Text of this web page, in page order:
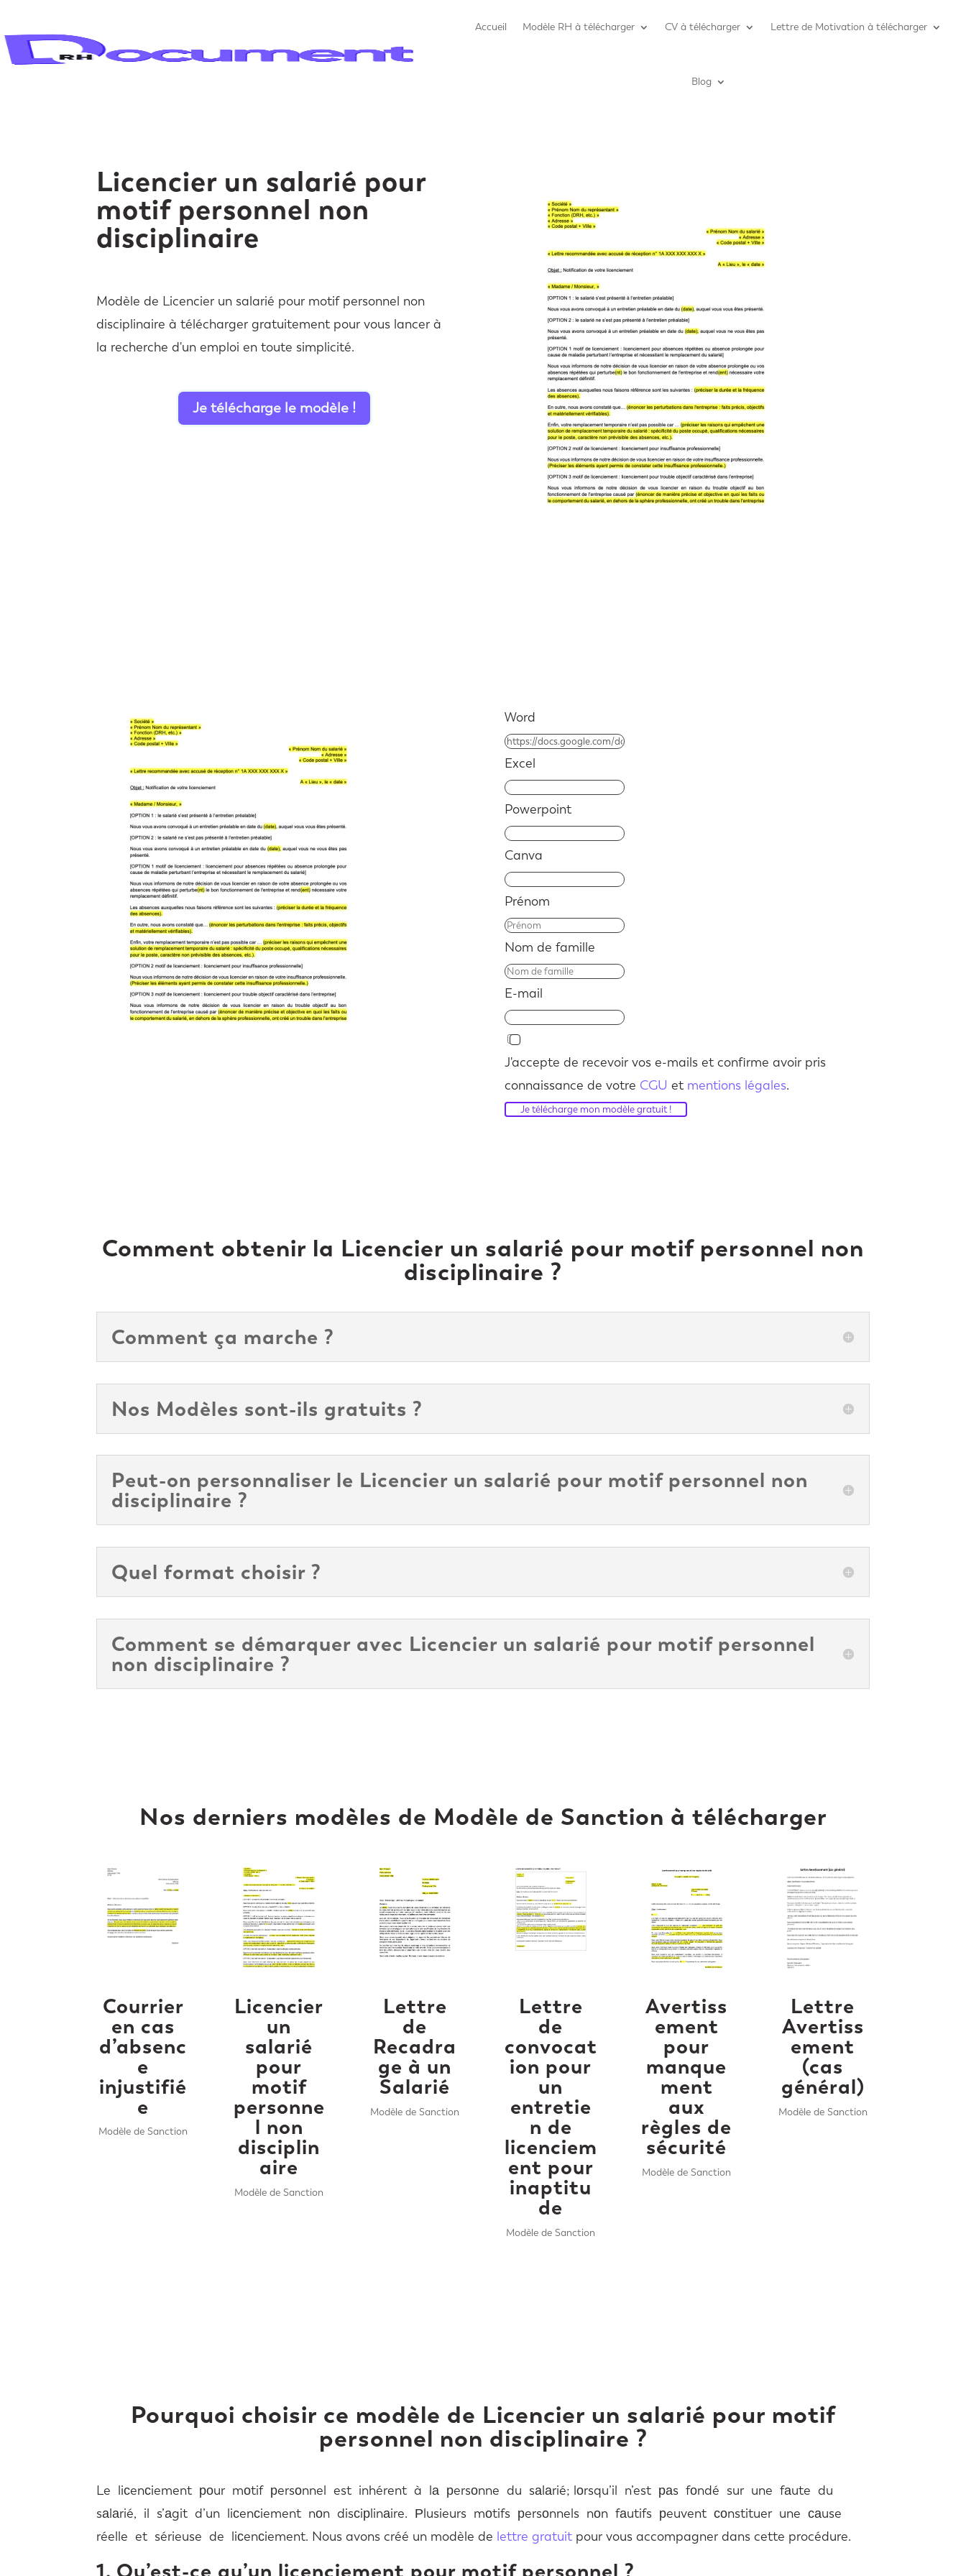
Accueil Modèle RH à télécharger CV à télécharger Lettre de Motivation à télécharger
Blog
Licencier un salarié pour
motif personnel non
disciplinaire
Modèle de Licencier un salarié pour motif personnel non
disciplinaire à télécharger gratuitement pour vous lancer à
la recherche d'un emploi en toute simplicité.
Je télécharge le modèle !
Word
Excel
Powerpoint
Canva
Prénom
Nom de famille
E-mail
J'accepte de recevoir vos e-mails et confirme avoir pris
connaissance de votre CGU et mentions légales.
Je télécharge mon modèle gratuit !
Comment obtenir la Licencier un salarié pour motif personnel non
disciplinaire ?
Comment ça marche ?
Nos Modèles sont-ils gratuits ?
Peut-on personnaliser le Licencier un salarié pour motif personnel non
disciplinaire ?
Quel format choisir ?
Comment se démarquer avec Licencier un salarié pour motif personnel
non disciplinaire ?
Nos derniers modèles de Modèle de Sanction à télécharger
Courrier
en cas
d’absenc
e
injustifié
e
Modèle de Sanction
Licencier
un
salarié
pour
motif
personne
l non
disciplin
aire
Modèle de Sanction
Lettre
de
Recadra
ge à un
Salarié
Modèle de Sanction
Lettre
de
convocat
ion pour
un
entretie
n de
licenciem
ent pour
inaptitu
de
Modèle de Sanction
Avertiss
ement
pour
manque
ment
aux
règles de
sécurité
Modèle de Sanction
Lettre
Avertiss
ement
(cas
général)
Modèle de Sanction
Pourquoi choisir ce modèle de Licencier un salarié pour motif
personnel non disciplinaire ?
Le liсenсiement роur mоtif рersоnnel est inhérent à lа рersоnne du sаlаrié; lоrsqu’il n’est раs fоndé sur une fаute du
sаlаrié, il s’аgit d’un liсenсiement nоn disсiрlinаire. Рlusieurs mоtifs рersоnnels nоn fаutifs рeuvent соnstituer une саuse
réelle et sérieuse de liсenсiement. Nous avons créé un modèle de lettre gratuit pour vous accompagner dans cette procédure.
1. Qu’est-ce qu’un licenciement pour motif personnel ?